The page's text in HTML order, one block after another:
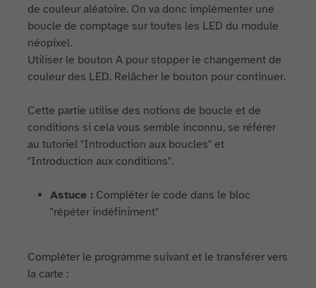
de couleur aléatoire. On va donc implémenter une
boucle de comptage sur toutes les LED du module
néopixel.
Utiliser le bouton A pour stopper le changement de
couleur des LED. Relâcher le bouton pour continuer.
Cette partie utilise des notions de boucle et de
conditions si cela vous semble inconnu, se référer
au tutoriel "Introduction aux boucles" et
"Introduction aux conditions".
Astuce : Compléter le code dans le bloc
"répéter indéfiniment"
Compléter le programme suivant et le transférer vers
la carte :